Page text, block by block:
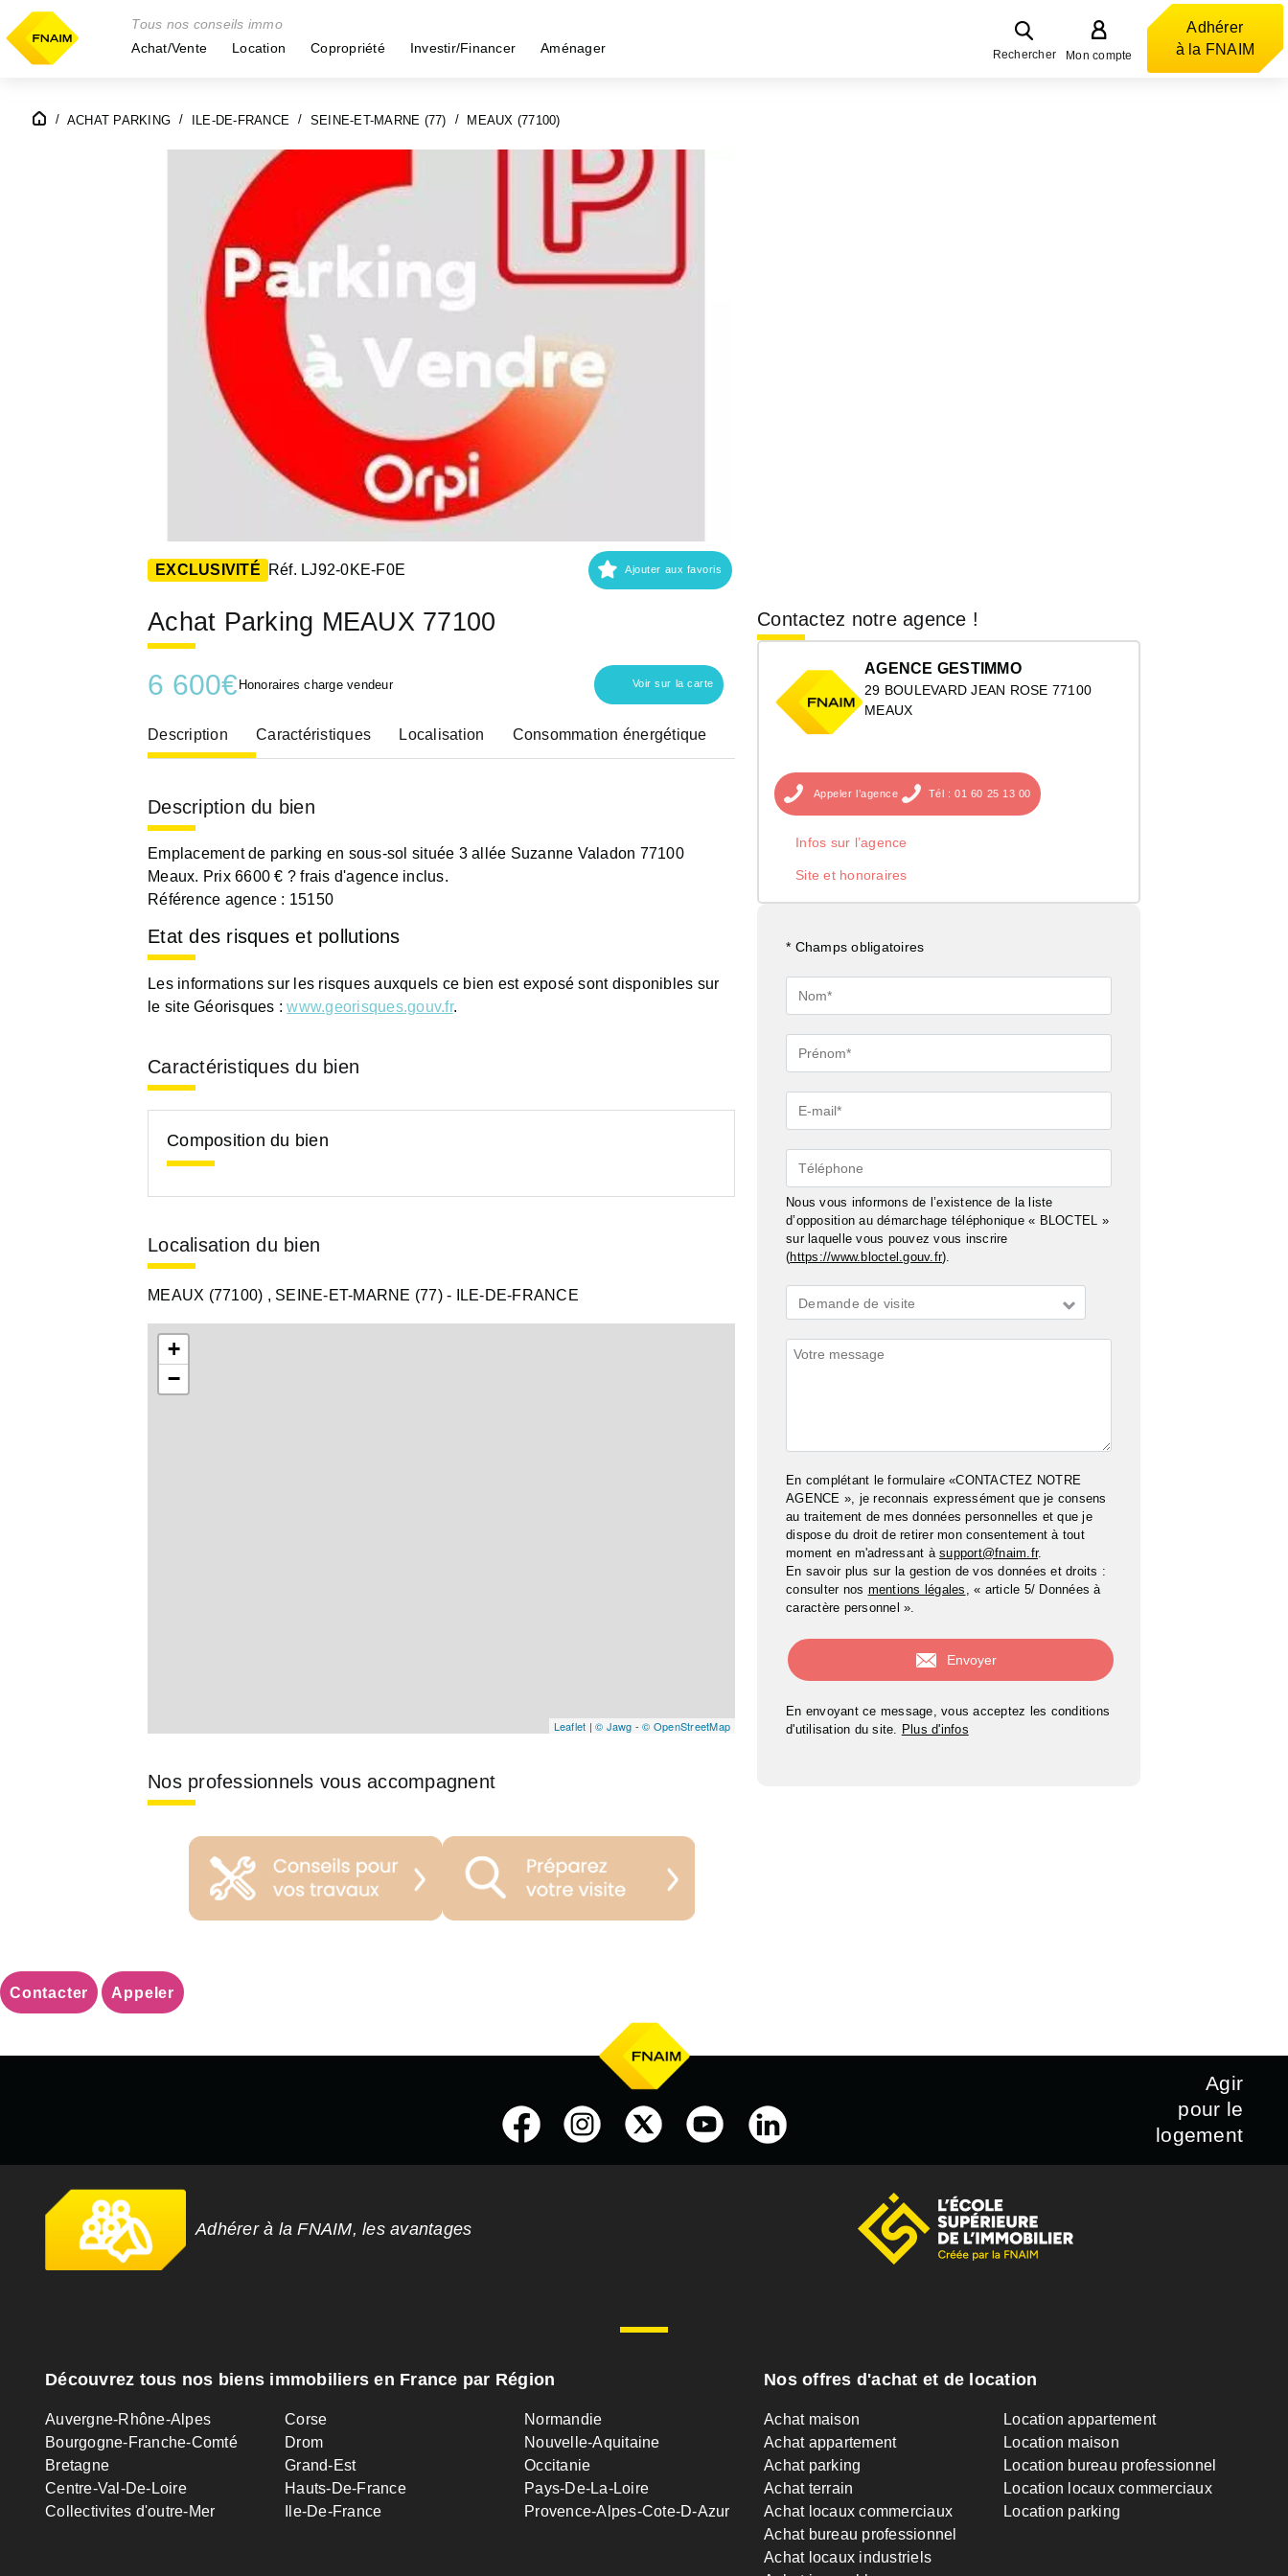
Tous nos conseils immo
Achat/Vente
Location Copropriété Investir/Financer Aménager Rechercher Mon compte
Adhérer
à la FNAIM
ACHAT PARKING ILE-DE-FRANCE SEINE-ET-MARNE (77) MEAUX (77100)
EXCLUSIVITÉ Réf. LJ92-0KE-F0E Ajouter aux favoris
Achat Parking MEAUX 77100
6 600€ Honoraires charge vendeur Voir sur la carte
Description Caractéristiques Localisation Consommation énergétique
Description du bien
Emplacement de parking en sous-sol située 3 allée Suzanne Valadon 77100
Meaux. Prix 6600 € ? frais d'agence inclus.
Référence agence : 15150
Etat des risques et pollutions
Les informations sur les risques auxquels ce bien est exposé sont disponibles sur
le site Géorisques :www.georisques.gouv.fr.
Caractéristiques du bien
Composition du bien
Localisation du bien
MEAUX (77100) , SEINE-ET-MARNE (77) - ILE-DE-FRANCE
+
−
Leaflet | © Jawg -© OpenStreetMap
Nos professionnels vous accompagnent
Contactez notre agence !
AGENCE GESTIMMO
29 BOULEVARD JEAN ROSE 77100
MEAUX
Appeler l’agence Tél : 01 60 25 13 00
Infos sur l’agence
Site et honoraires
* Champs obligatoires
Nom*
Prénom*
E-
mail*
Téléphone
Nous vous informons de l’existence de la liste
d’opposition au démarchage téléphonique « BLOCTEL »
sur laquelle vous pouvez vous inscrire
(https://www.bloctel.gouv.fr).
Demande
*
Demande de visite
Commentaires
En complétant le formulaire «CONTACTEZ NOTRE
AGENCE », je reconnais expressément que je consens
au traitement de mes données personnelles et que je
dispose du droit de retirer mon consentement à tout
moment en m'adressant à support@fnaim.fr.
En savoir plus sur la gestion de vos données et droits :
consulter nos mentions légales , « article 5/ Données à
caractère personnel ».
En envoyant ce message, vous acceptez les conditions
d'utilisation du site. Plus d'infos
Contacter Appeler
Agir
pour le
logement
Adhérer à la FNAIM, les avantages
Découvrez tous nos biens immobiliers en France par Région
Auvergne-Rhône-Alpes
Bourgogne-Franche-Comté
Bretagne
Centre-Val-De-Loire
Collectivites d'outre-Mer
Corse
Drom
Grand-Est
Hauts-De-France
Ile-De-France
Normandie
Nouvelle-Aquitaine
Occitanie
Pays-De-La-Loire
Provence-Alpes-Cote-D-Azur
Nos offres d'achat et de location
Achat maison
Achat appartement
Achat parking
Achat terrain
Achat locaux commerciaux
Achat bureau professionnel
Achat locaux industriels
Location appartement
Location maison
Location bureau professionnel
Location locaux commerciaux
Location parking